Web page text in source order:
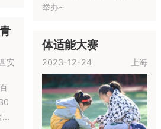
安
举办~
体适能大赛
2023-12-24 上海